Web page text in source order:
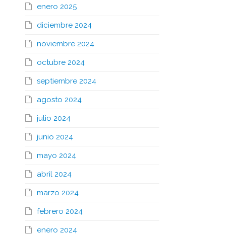
enero 2025
diciembre 2024
noviembre 2024
octubre 2024
septiembre 2024
agosto 2024
julio 2024
junio 2024
mayo 2024
abril 2024
marzo 2024
febrero 2024
enero 2024